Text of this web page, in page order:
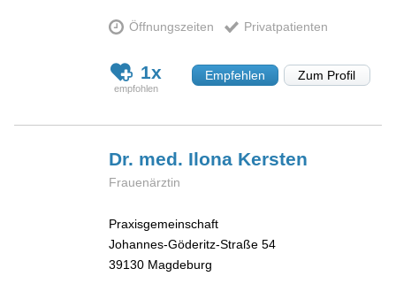
Öffnungszeiten Privatpatienten
1x Empfehlen Zum Profil
Dr. med. Ilona Kersten
Frauenärztin
Praxisgemeinschaft
Johannes-Göderitz-Straße 54
39130 Magdeburg